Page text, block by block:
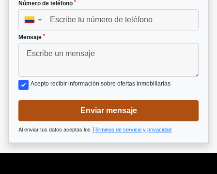
Número de teléfono *
▼
Mensaje *
Acepto recibir información sobre ofertas inmobiliarias
Enviar mensaje
Al enviar tus datos aceptas los Términos de servicio y privacidad